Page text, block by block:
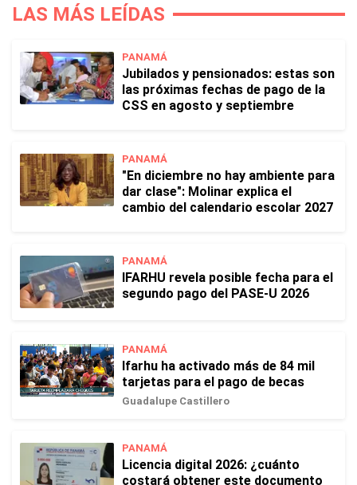
LAS MÁS LEÍDAS
PANAMÁ
Jubilados y pensionados: estas son
las próximas fechas de pago de la
CSS en agosto y septiembre
PANAMÁ
"En diciembre no hay ambiente para
dar clase": Molinar explica el
cambio del calendario escolar 2027
PANAMÁ
IFARHU revela posible fecha para el
segundo pago del PASE-U 2026
PANAMÁ
Ifarhu ha activado más de 84 mil
tarjetas para el pago de becas
Guadalupe Castillero
PANAMÁ
Licencia digital 2026: ¿cuánto
costará obtener este documento